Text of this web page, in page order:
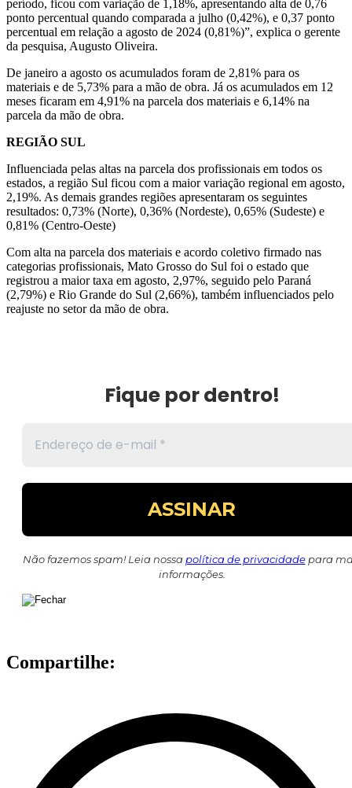
período, ficou com variação de 1,18%, apresentando alta de 0,76
ponto percentual quando comparada a julho (0,42%), e 0,37 ponto
percentual em relação a agosto de 2024 (0,81%)”, explica o gerente
da pesquisa, Augusto Oliveira.
De janeiro a agosto os acumulados foram de 2,81% para os
materiais e de 5,73% para a mão de obra. Já os acumulados em 12
meses ficaram em 4,91% na parcela dos materiais e 6,14% na
parcela da mão de obra.
REGIÃO SUL
Influenciada pelas altas na parcela dos profissionais em todos os
estados, a região Sul ficou com a maior variação regional em agosto,
2,19%. As demais grandes regiões apresentaram os seguintes
resultados: 0,73% (Norte), 0,36% (Nordeste), 0,65% (Sudeste) e
0,81% (Centro-Oeste)
Com alta na parcela dos materiais e acordo coletivo firmado nas
categorias profissionais, Mato Grosso do Sul foi o estado que
registrou a maior taxa em agosto, 2,97%, seguido pelo Paraná
(2,79%) e Rio Grande do Sul (2,66%), também influenciados pelo
reajuste no setor da mão de obra.
Fique por dentro!
Não fazemos spam! Leia nossa política de privacidadepara
informações.
Compartilhe: